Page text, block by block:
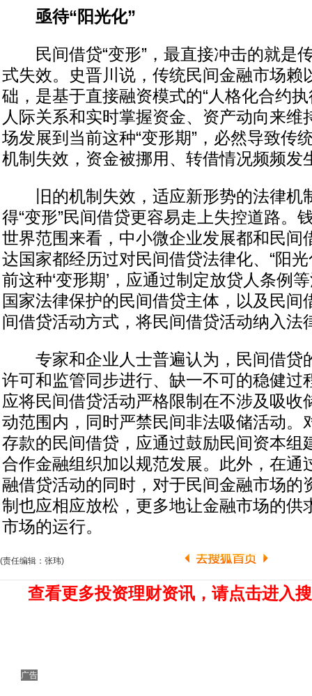
亟待“阳光化”
民间借贷“变形”，最直接冲击的就是
式失效。史晋川说，传统民间金融市场赖
础，是基于直接融资模式的“人格化合约
人际关系和实时掌握资金、资产动向来维
场发展到当前这种“变形期”，必然导致传
机制失效，资金被挪用、转借情况频频发
旧的机制失效，适应新形势的法律机
得“变形”民间借贷更容易走上失控道路。
世界范围来看，中小微企业发展都和民间
达国家都经历过对民间借贷法律化、“阳光
前这种‘变形期’，应通过制定放贷人条例
国家法律保护的民间借贷主体，以及民间
间借贷活动方式，将民间借贷活动纳入法
专家和企业人士普遍认为，民间借贷
许可和监管同步进行、缺一不可的稳健过
应将民间借贷活动严格限制在不涉及吸收
动范围内，同时严禁民间非法吸储活动。
存款的民间借贷，应通过鼓励民间资本组
合作金融组织加以规范发展。此外，在通
融借贷活动的同时，对于民间金融市场的
制也应相应放松，更多地让金融市场的供
市场的运行。
(责任编辑：张玮)
查看更多投资理财资讯，请点击进入
广告